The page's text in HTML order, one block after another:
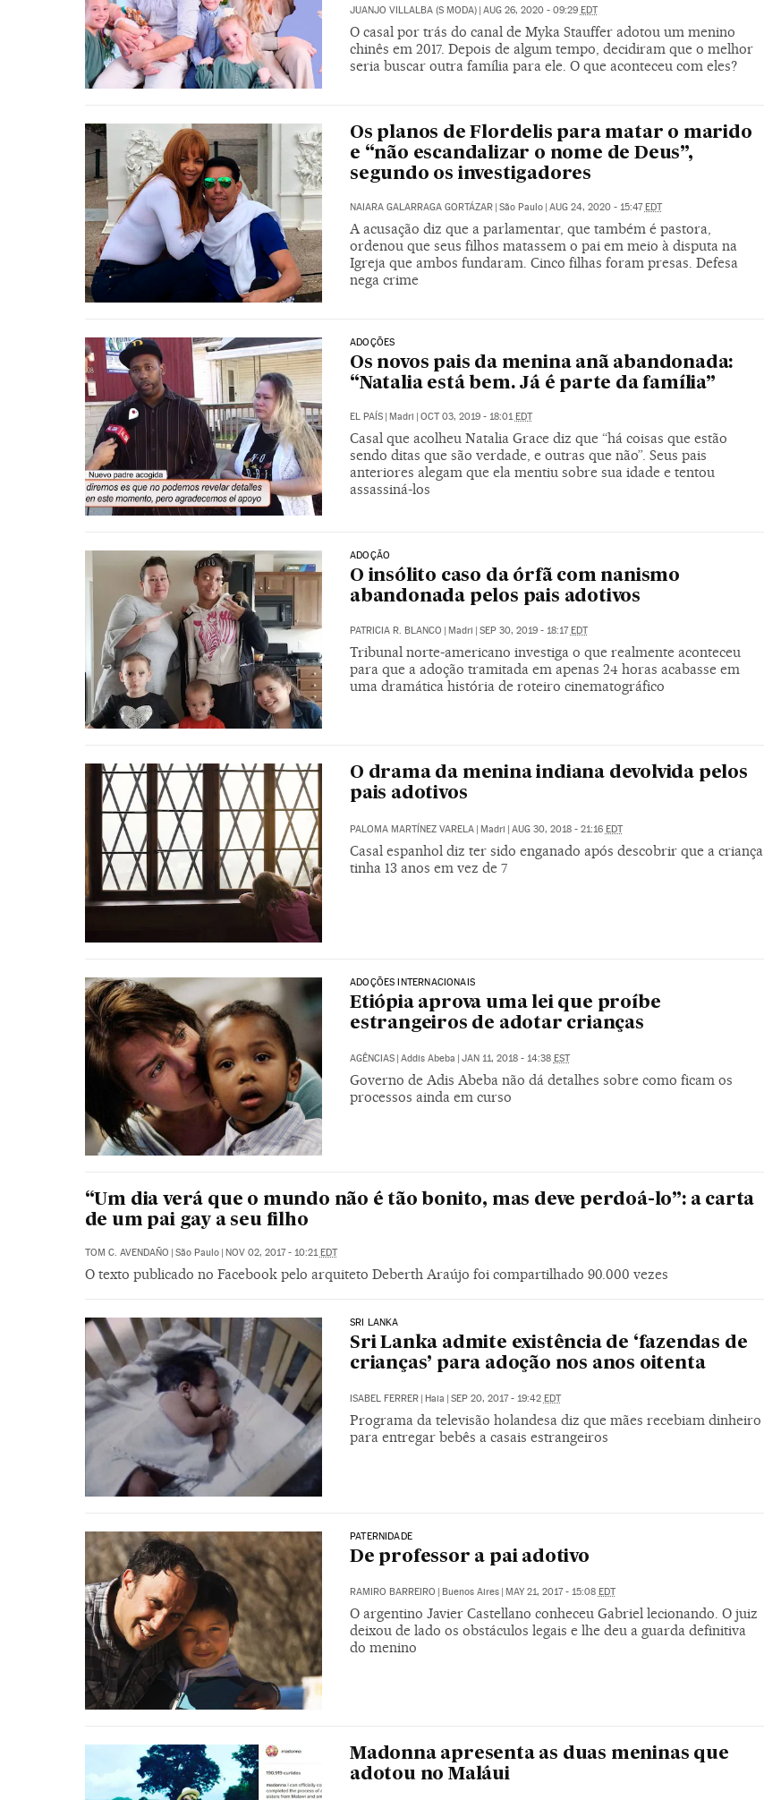
JUANJO VILLALBA (S MODA) | AUG 26, 2020 - 09:29 EDT
O casal por trás do canal de Myka Stauffer adotou um menino
chinês em 2017. Depois de algum tempo, decidiram que o melhor
seria buscar outra família para ele. O que aconteceu com eles?
Os planos de Flordelis para matar o marido
e “não escandalizar o nome de Deus”,
segundo os investigadores
NAIARA GALARRAGA GORTÁZAR | São Paulo | AUG 24, 2020 - 15:47EDT
A acusação diz que a parlamentar, que também é pastora,
ordenou que seus filhos matassem o pai em meio à disputa na
Igreja que ambos fundaram. Cinco filhas foram presas. Defesa
nega crime
ADOÇÕES
Os novos pais da menina anã abandonada:
“Natalia está bem. Já é parte da família”
EL PAÍS | Madri | OCT 03, 2019 - 18:01 EDT
Casal que acolheu Natalia Grace diz que “há coisas que estão
sendo ditas que são verdade, e outras que não”. Seus pais
anteriores alegam que ela mentiu sobre sua idade e tentou
assassiná-los
ADOÇÃO
O insólito caso da órfã com nanismo
abandonada pelos pais adotivos
PATRICIA R. BLANCO | Madri | SEP 30, 2019 - 18:17EDT
Tribunal norte-americano investiga o que realmente aconteceu
para que a adoção tramitada em apenas 24 horas acabasse em
uma dramática história de roteiro cinematográfico
O drama da menina indiana devolvida pelos
pais adotivos
PALOMA MARTÍNEZ VARELA Madri AUG 30, 2018 - 21:16 EDT
Casal espanhol diz ter sido enganado após descobrir que a criança
tinha 13 anos em vez de 7
ADOÇÕES INTERNACIONAIS
Etiópia aprova uma lei que proíbe
estrangeiros de adotar crianças
AGÊNCIAS | Addis Abeba | JAN 11, 2018 - 14:38 EST
Governo de Adis Abeba não dá detalhes sobre como ficam os
processos ainda em curso
“Um dia verá que o mundo não é tão bonito, mas deve perdoá-lo”: a carta
de um pai gay a seu filho
TOM C. AVENDAÑO São Paulo NOV 02, 2017 - 10:21 EDT
O texto publicado no Facebook pelo arquiteto Deberth Araújo foi compartilhado 90.000 vezes
SRI LANKA
Sri Lanka admite existência de ‘fazendas de
crianças’ para adoção nos anos oitenta
ISABEL FERRER Haia SEP 20, 2017 - 19:42 EDT
Programa da televisão holandesa diz que mães recebiam dinheiro
para entregar bebês a casais estrangeiros
PATERNIDADE
De professor a pai adotivo
RAMIRO BARREIRO | Buenos Aires | MAY 21, 2017 - 15:08 EDT
O argentino Javier Castellano conheceu Gabriel lecionando. O juiz
deixou de lado os obstáculos legais e lhe deu a guarda definitiva
do menino
Madonna apresenta as duas meninas que
adotou no Maláui